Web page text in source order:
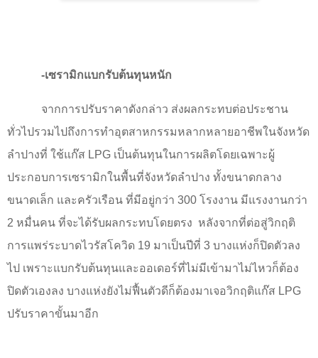
-เซรามิกแบกรับต้นทุนหนัก
จากการปรับราคาดังกล่าว ส่งผลกระทบต่อประชาน
ทั่วไปรวมไปถึงการทำอุตสาหกรรมหลากหลายอาชีพในจังหวัด
ลำปางที่ ใช้แก๊ส LPG เป็นต้นทุนในการผลิตโดยเฉพาะผู้
ประกอบการเซรามิกในพื้นที่จังหวัดลำปาง ทั้งขนาดกลาง
ขนาดเล็ก และครัวเรือน ที่มีอยู่กว่า 300 โรงงาน มีแรงงานกว่า
2 หมื่นคน ที่จะได้รับผลกระทบโดยตรง หลังจากที่ต่อสู่วิกฤติ
การแพร่ระบาดไวรัสโควิด 19 มาเป็นปีที่ 3 บางแห่งก็ปิดตัวลง
ไป เพราะแบกรับต้นทุนและออเดอร์ที่ไม่มีเข้ามาไม่ไหวก็ต้อง
ปิดตัวเองลง บางแห่งยังไม่ฟื้นตัวดีก็ต้องมาเจอวิกฤติแก๊ส LPG
ปรับราคาขั้นมาอีก